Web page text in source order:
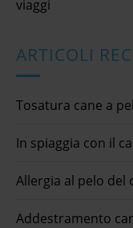
viaggi
ARTICOLI
Tosatura cane a
In spiaggia con il
Allergia al pelo del
Addestramento